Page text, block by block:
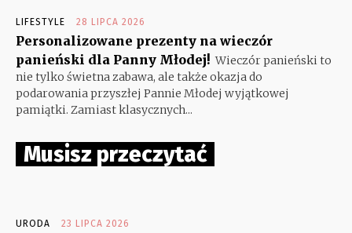
LIFESTYLE 28 LIPCA 2026
Personalizowane prezenty na wieczór
panieński dla Panny Młodej! Wieczór panieński to
nie tylko świetna zabawa, ale także okazja do
podarowania przyszłej Pannie Młodej wyjątkowej
pamiątki. Zamiast klasycznych...
Musisz przeczytać
URODA 23 LIPCA 2026